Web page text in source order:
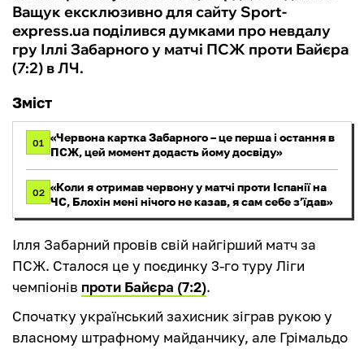
Ващук ексклюзивно для сайту Sport-
express.ua поділився думками про невдалу
гру Іллі Забарного у матчі ПСЖ проти Байєра
(7:2) в ЛЧ.
Зміст
01 «Червона картка Забарного – це перша і остання в
ПСЖ, цей момент додасть йому досвіду»
02 «Коли я отримав червону у матчі проти Іспанії на
ЧС, Блохін мені нічого не казав, я сам себе з’їдав»
Ілля Забарний провів свій найгірший матч за
ПСЖ. Сталося це у поєдинку 3-го туру Ліги
чемпіонів проти Байєра (7:2).
Спочатку український захисник зіграв рукою у
власному штрафному майданчику, але Грімальдо